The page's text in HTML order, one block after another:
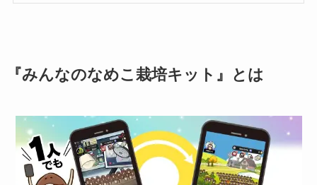
『みんなのなめこ栽培キット』とは